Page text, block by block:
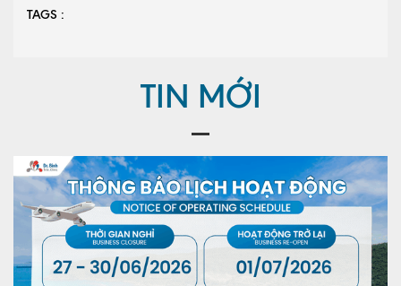
TAGS :
TIN MỚI